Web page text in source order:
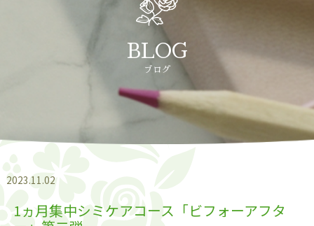
BLOG
ブログ
2023.11.02
1ヵ月集中シミケアコース「ビフォーアフタ